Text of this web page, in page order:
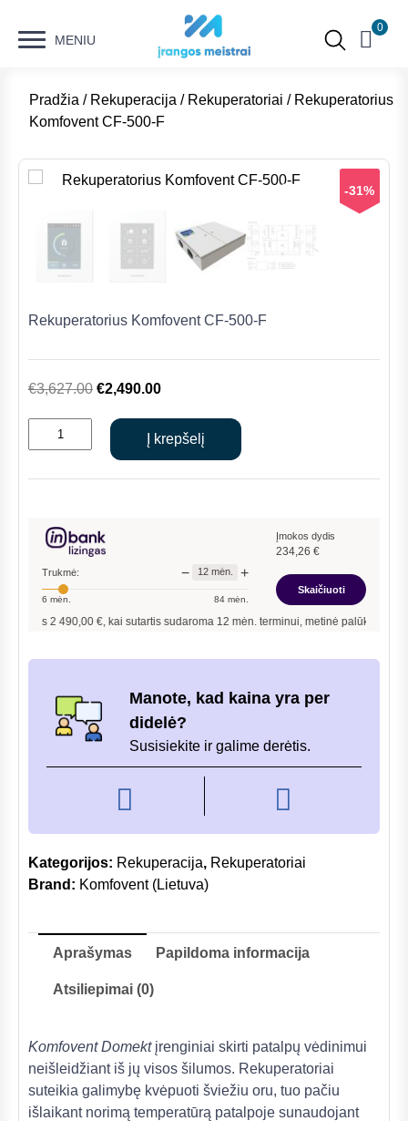
MENIU
0
Pradžia / Rekuperacija / Rekuperatoriai / Rekuperatorius
Komfovent CF-500-F
-31%
Rekuperatorius Komfovent CF-500-F
€3,627.00 Original
was:
€3,627.00.
€2,490.00Current
produkto
kiekis:
500-
Į krepšelį
Trukmė: − 12mėn. +
6 mėn. 84 mėn.
Įmokos dydis
234,26 €
Skaičiuoti
2 490,00 €, kai sutartis sudaroma12mėn. terminui, metinė palūkanų norma –
Manote, kad kaina yra per
didelė?
Susisiekite ir galime derėtis.
Kategorijos: Rekuperacija, Rekuperatoriai
Brand: Komfovent (Lietuva)
Aprašymas Papildoma informacija
Atsiliepimai (0)
Komfovent Domektįrenginiai skirti patalpų vėdinimui
neišleidžiant iš jų visos šilumos. Rekuperatoriai
suteikia galimybę kvėpuoti šviežiu oru, tuo pačiu
išlaikant norimą temperatūrą patalpoje sunaudojant